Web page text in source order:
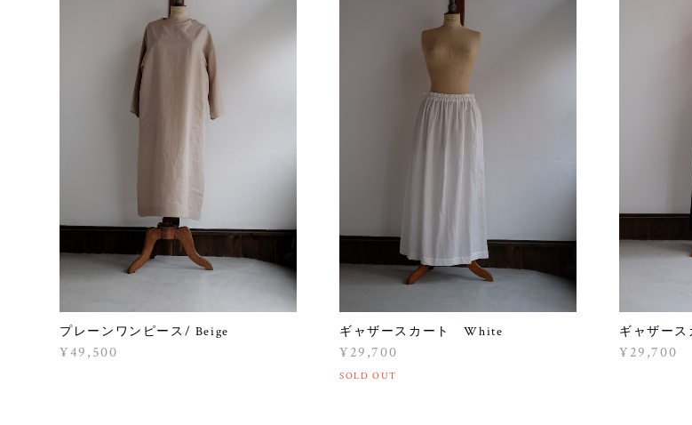
プレーンワンピース/ Beige
¥49,500
ギャザースカート White
¥29,700
SOLD OUT
ギャザー
¥29,700